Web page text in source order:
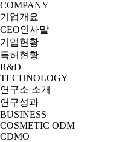
COMPANY
기업개요
CEO인사말
기업현황
특허현황
R&D
TECHNOLOGY
연구소 소개
연구성과
BUSINESS
COSMETIC ODM
CDMO